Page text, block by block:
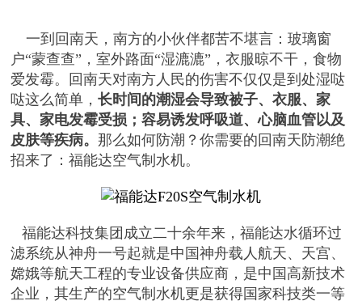
一到回南天，南方的小伙伴都苦不堪言：玻璃窗
户“蒙查查”，室外路面“湿漉漉”，衣服晾不干，食物
爱发霉。回南天对南方人民的伤害不仅仅是到处湿哒
哒这么简单，长时间的潮湿会导致被子、衣服、家
具、家电发霉受损；容易诱发呼吸道、心脑血管以及
皮肤等疾病。 那么如何防潮？你需要的回南天防潮绝
招来了：福能达空气制水机。
福能达科技集团成立二十余年来，福能达水循环过
滤系统从神舟一号起就是中国神舟载人航天、天宫、
嫦娥等航天工程的专业设备供应商，是中国高新技术
企业，其生产的空气制水机更是获得国家科技类一等